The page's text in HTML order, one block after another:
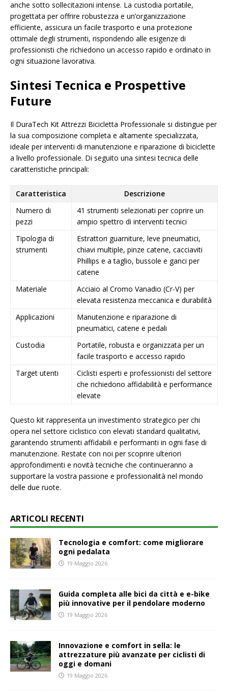
anche sotto sollecitazioni intense. La custodia portatile,
progettata per offrire robustezza e un’organizzazione
efficiente, assicura un facile trasporto e una protezione
ottimale degli strumenti, rispondendo alle esigenze di
professionisti che richiedono un accesso rapido e ordinato in
ogni situazione lavorativa.
Sintesi Tecnica e Prospettive
Future
Il DuraTech Kit Attrezzi Bicicletta Professionale si distingue per
la sua composizione completa e altamente specializzata,
ideale per interventi di manutenzione e riparazione di biciclette
a livello professionale. Di seguito una sintesi tecnica delle
caratteristiche principali:
Caratteristica
Descrizione
Numero di
pezzi
41 strumenti selezionati per coprire un
ampio spettro di interventi tecnici
Tipologia di
strumenti
Estrattori guarniture, leve pneumatici,
chiavi multiple, pinze catene, cacciaviti
Phillips e a taglio, bussole e ganci per
catene
Materiale
Acciaio al Cromo Vanadio (Cr-V) per
elevata resistenza meccanica e durabilità
Applicazioni
Manutenzione e riparazione di
pneumatici, catene e pedali
Custodia
Portatile, robusta e organizzata per un
facile trasporto e accesso rapido
Target utenti
Ciclisti esperti e professionisti del settore
che richiedono affidabilità e performance
elevate
Questo kit rappresenta un investimento strategico per chi
opera nel settore ciclistico con elevati standard qualitativi,
garantendo strumenti affidabili e performanti in ogni fase di
manutenzione. Restate con noi per scoprire ulteriori
approfondimenti e novità tecniche che continueranno a
supportare la vostra passione e professionalità nel mondo
delle due ruote.
ARTICOLI RECENTI
Tecnologia e comfort: come migliorare
ogni pedalata
19 Maggio 2026
Guida completa alle bici da città e e-bike
più innovative per il pendolare moderno
19 Maggio 2026
Innovazione e comfort in sella: le
attrezzature più avanzate per ciclisti di
oggi e domani
19 Maggio 2026